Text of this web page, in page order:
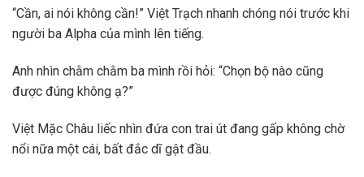
“Cần, ai nói không cần!” Việt Trạch nhanh chóng nói trước khi
người ba Alpha của mình lên tiếng.
Anh nhìn chằm chằm ba mình rồi hỏi: “Chọn bộ nào cũng
được đúng không ạ?”
Việt Mặc Châu liếc nhìn đứa con trai út đang gấp không chờ
nổi nữa một cái, bất đắc dĩ gật đầu.